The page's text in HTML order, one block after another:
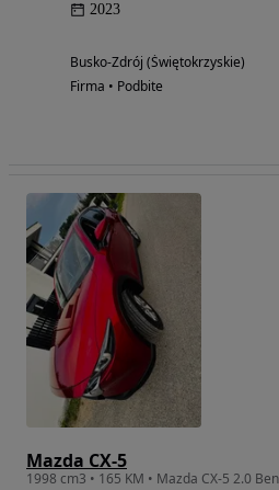
2023
Busko-Zdrój (Świętokrzyskie)
Firma • Podbite
Mazda CX-5